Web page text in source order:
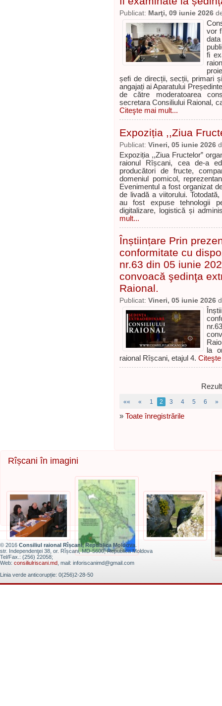
Publicat: Marţi, 09 iunie 2026
vor
fi
șefi de direcții, secții, primari
angajați ai Aparatului
de către moderatoarea
secretara Consiliului Raional,
Citeşte mai mult...
Expoziția ,,Ziua
Publicat: Vineri, 05 iunie 2026
Expoziția ,,Ziua Fructelor”
raionul Rîșcani, cea de-a
producători de fructe,
domeniul pomicol,
Evenimentul a fost organizat
de livadă a viitorului.
au fost expuse tehnologii
digitalizare, logistică și
mult...
Înștiințare Prin
conformitate cu
nr.63 din 05 iunie
convoacă şedinţa
Raional.
Publicat: Vineri, 05 iunie 2026
la
raional Rîșcani, etajul 4.
«« « 1 2 3 4 5 6 »
» Toate înregistrările
Rîșcani în imagini
© 2016 Consiliul raional Rîșcani, Republica Moldova
str. Independenţei 38, or. Rîșcani, MD-5600, Republica Moldova
Tel/Fax.: (256) 22058;
Web: consiliulriscani.md , mail: inforiscanimd@gmail.com
Linia verde anticorupție: 0(256)2-28-50